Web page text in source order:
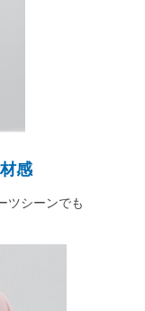
感
ツシーンでも